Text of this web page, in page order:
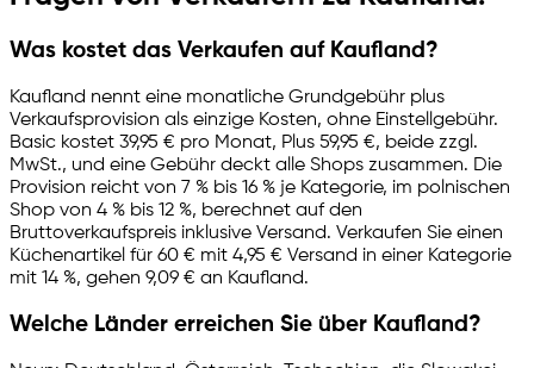
Was kostet das Verkaufen auf Kaufland?
Kaufland nennt eine monatliche Grundgebühr plus
Verkaufsprovision als einzige Kosten, ohne Einstellgebühr.
Basic kostet 39,95 € pro Monat, Plus 59,95 €, beide zzgl.
MwSt., und eine Gebühr deckt alle Shops zusammen. Die
Provision reicht von 7 % bis 16 % je Kategorie, im polnischen
Shop von 4 % bis 12 %, berechnet auf den
Bruttoverkaufspreis inklusive Versand. Verkaufen Sie einen
Küchenartikel für 60 € mit 4,95 € Versand in einer Kategorie
mit 14 %, gehen 9,09 € an Kaufland.
Welche Länder erreichen Sie über Kaufland?